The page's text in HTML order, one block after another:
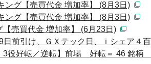
ング【売買代金 増加率】 (8月3日)
ング【売買代金 増加率】 (8月3日)
売買代金 増加率】 (6月23日)
日前引け、ＧＸテック日、ｉシェア４
3役好転／逆転】前場 好転＝ 46 銘